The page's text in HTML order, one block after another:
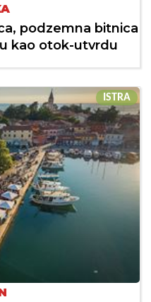
podzemna bitnica
kao otok-utvrdu
ISTRA